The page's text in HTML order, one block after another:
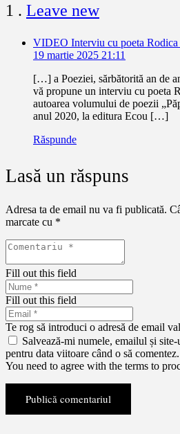
1 comentariu
. Leave new
VIDEO Interviu cu poeta Rodica
19 martie 2025 21:11
[…] a Poeziei, sărbătorită an de
vă propune un interviu cu poeta
autoarea volumului de poezii
anul 2020, la editura Ecou […]
Răspunde
Lasă un răspuns
Adresa ta de email nu va fi publicată.
marcate cu *
Fill out this field
Fill out this field
Te rog să introduci o adresă de email
Salvează-mi numele, emailul și
pentru data viitoare când o să comentez.
You need to agree with the terms to
Publică comentariul